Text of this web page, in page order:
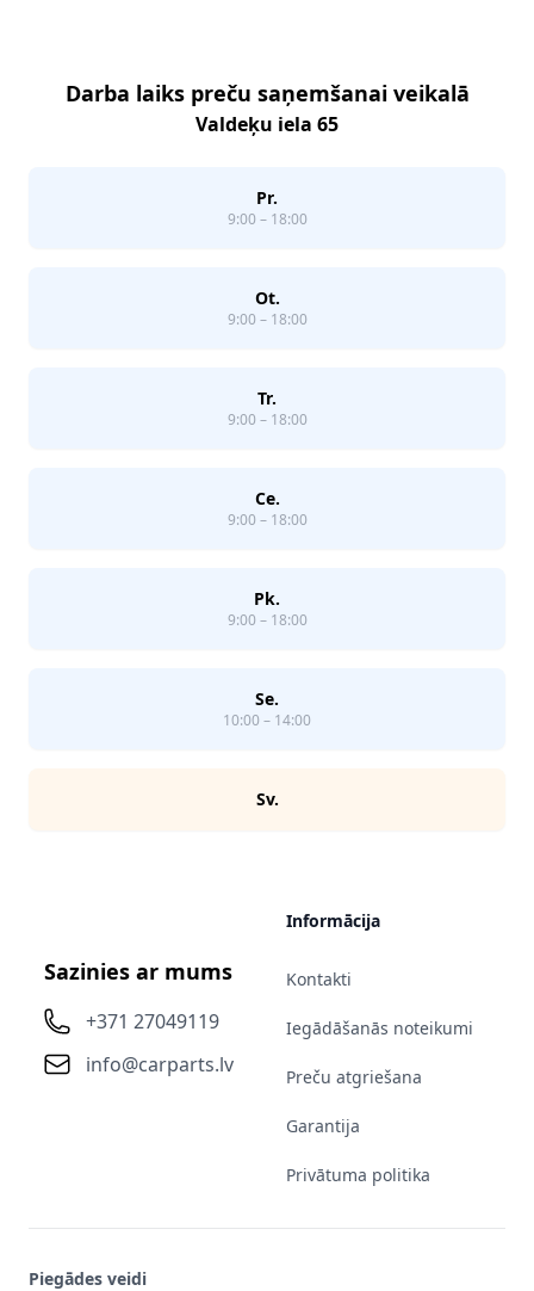
Darba laiks preču saņemšanai veikalā
Valdeķu iela 65
Pr.
9:00 – 18:00
Ot.
9:00 – 18:00
Tr.
9:00 – 18:00
Ce.
9:00 – 18:00
Pk.
9:00 – 18:00
Se.
10:00 – 14:00
Sv.
Sazinies ar mums
+371 27049119
info@carparts.lv
Informācija
Kontakti
Iegādāšanās noteikumi
Preču atgriešana
Garantija
Privātuma politika
Piegādes veidi